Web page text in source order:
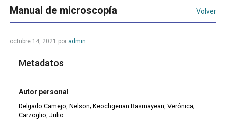
Manual de microscopía Volver
octubre 14, 2021 por admin
Metadatos
Autor personal
Delgado Camejo, Nelson; Keochgerian Basmayean, Verónica;
Carzoglio, Julio